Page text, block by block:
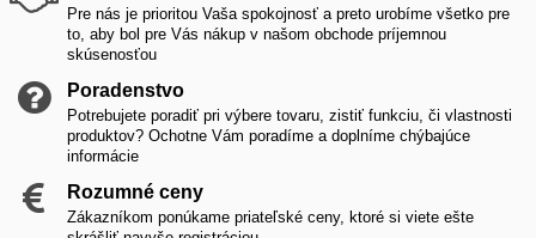
Pre nás je prioritou Vaša spokojnosť a preto urobíme všetko pre
to, aby bol pre Vás nákup v našom obchode príjemnou
skúsenosťou
Poradenstvo
Potrebujete poradiť pri výbere tovaru, zistiť funkciu, či vlastnosti
produktov? Ochotne Vám poradíme a doplníme chýbajúce
informácie
Rozumné ceny
Zákazníkom ponúkame priateľské ceny, ktoré si viete ešte